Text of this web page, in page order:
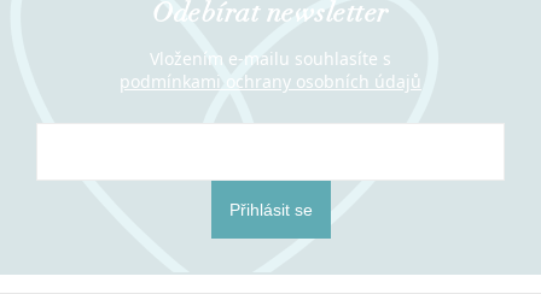
Odebírat newsletter
Vložením e-mailu souhlasíte s
podmínkami ochrany osobních údajů
Přihlásit se